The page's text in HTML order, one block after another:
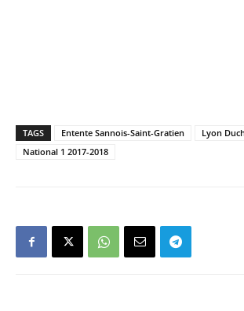
TAGS Entente Sannois-Saint-Gratien
Lyon
National 1 2017-2018